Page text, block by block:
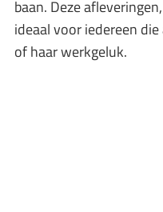
baan. Deze
ideaal voor iedereen
of haar werkgeluk.